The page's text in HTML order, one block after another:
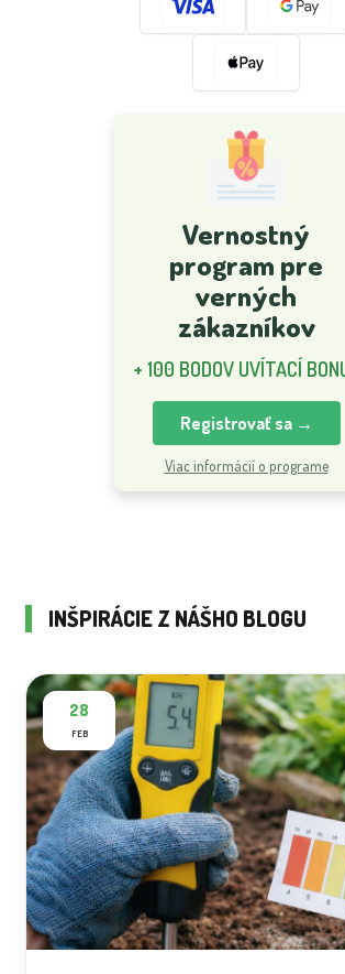
Vernostný
program pre
verných
zákazníkov
+ 100 BODOV UVÍTACÍ
Registrovať sa →
Viac informácií o programe
INŠPIRÁCIE Z NÁŠHO BLOGU
28
FEB